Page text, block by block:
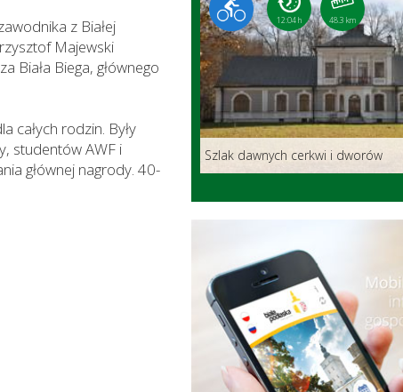
z Białej
Majewski
Biała Biega, głównego
całych rodzin. Były
studentów AWF i
głównej nagrody. 40-
12:04 h 48.3 km
Szlak dawnych cerkwi i dworów